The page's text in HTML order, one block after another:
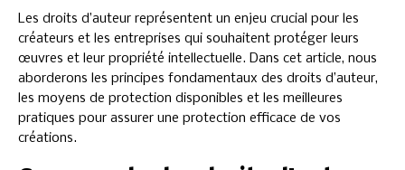
Les droits d’auteur représentent un enjeu crucial pour les
créateurs et les entreprises qui souhaitent protéger leurs
œuvres et leur propriété intellectuelle. Dans cet article, nous
aborderons les principes fondamentaux des droits d’auteur,
les moyens de protection disponibles et les meilleures
pratiques pour assurer une protection efficace de vos
créations.